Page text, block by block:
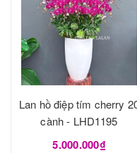
Lan hồ điệp tím cherry
cành - LHD1195
5.000.000₫